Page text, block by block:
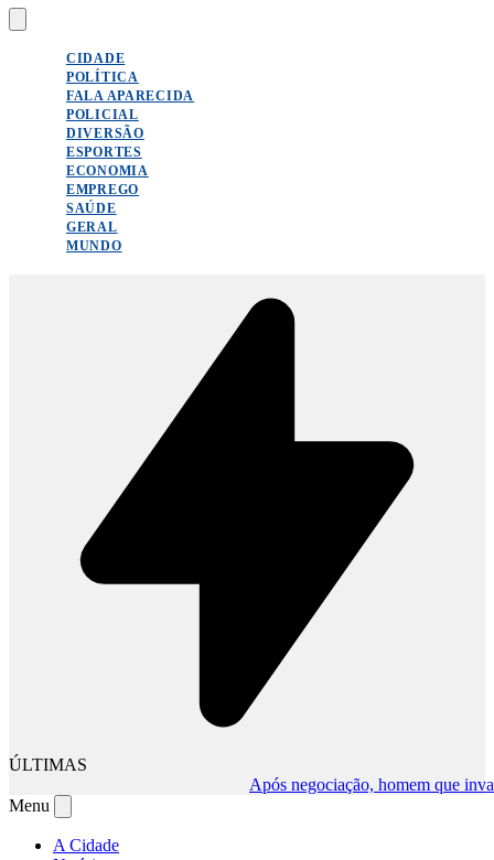
CIDADE
POLÍTICA
FALA APARECIDA
POLICIAL
DIVERSÃO
ESPORTES
ECONOMIA
EMPREGO
SAÚDE
GERAL
MUNDO
ÚLTIMAS
Após negociação, homem que
Menu
A Cidade